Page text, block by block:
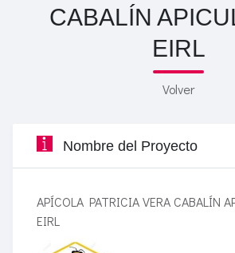
CABALÍN
EIRL
Volver
Nombre del Proyecto
APÍCOLA PATRICIA VERA CABALÍN
EIRL